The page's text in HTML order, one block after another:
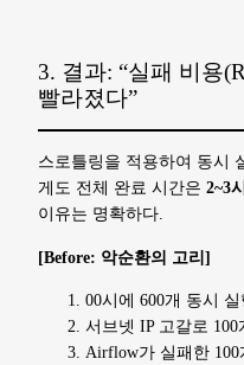
3. 결과: “실패 비용
빨라졌다”
스로틀링을 적용하여 동시
게도 전체 완료 시간은 2~3
이유는 명확하다.
[Before: 악순환의 고리]
00시에 600개 동시 실
서브넷 IP 고갈로 100
Airflow가 실패한 100